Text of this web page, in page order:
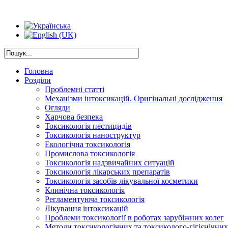
Головна
Розділи
Проблемні статті
Механізми інтоксикацій. Оригінальні дослідження
Огляди
Харчова безпека
Токсикологія пестицидів
Токсикологія наноструктур
Екологічна токсикологія
Промислова токсикологія
Токсикологія надзвичайних ситуацій
Токсикологія лікарських препаратів
Токсикологія засобів лікувальної косметики
Клинічна токсикологія
Регламентуюча токсикологія
Лікування інтоксикацій
Проблеми токсикології в роботах зарубіжних колег